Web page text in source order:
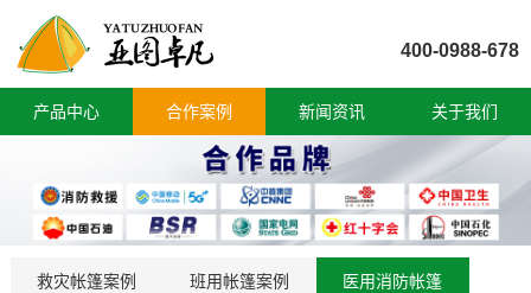
400-0988-678
产品中心 合作案例 新闻资讯 关于我们
救灾帐篷案例 班用帐篷案例 医用消防帐篷